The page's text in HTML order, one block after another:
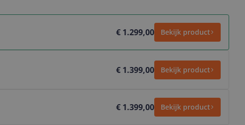
€ 1.299,00 Bekijk product
€ 1.399,00 Bekijk product
€ 1.399,00 Bekijk product